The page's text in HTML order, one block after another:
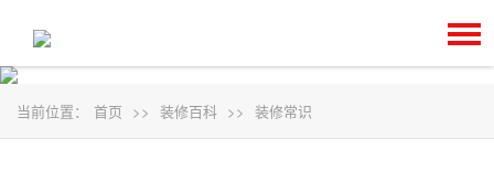
当前位置： 首页 >> 装修百科 >> 装修常识